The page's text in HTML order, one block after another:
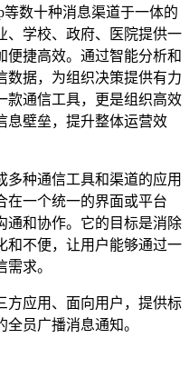
数十种消息渠道于一体的
、学校、政府、医院提供一
便捷高效。通过智能分析和
数据，为组织决策提供有力
款通信工具，更是组织高效
息壁垒，提升整体运营效
种通信工具和渠道的应用
在一个统一的界面或平台
通和协作。它的目标是消除
和不便，让用户能够通过一
求。
应用、面向用户，提供标
员广播消息通知。